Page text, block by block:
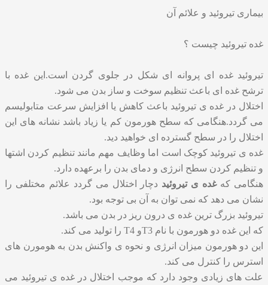
بیماری تیروئید و علائم آن
غده تیروئید چیست ؟
تیروئید غده ای پروانه ای شکل در جلوی گردن است.این غده با
ترشح غده ای باعث تنظیم سوخت و ساز بدن می شود.
اختلال در غده ی تیروئید باعث کاهش یا افزایش سرعت متابولیسم
می گردد.هنگامی که سطح هورمون کم یا زیاد باشد نشانه های این
اختلال را در سطح گسترده ای خواهید دید.
غده ی تیروئید کوچک است اما وظایف مهم مانند تنظیم کردن اشتها
و تنظیم کردن سطح انرژی و دمای بدن را برعهده دارد.
هنگامی کهغده ی تیروئید دچار اختلال می گردد علائم مختلفی را
نشان می دهد که نمی توان به آن بی توجه بود.
تیروئید بزرگ ترین غده ی درون ریز در بدن می باشد.
که این غده دو هورمون با نام T3و T4 را تولید می ‌کند.
این دو هورمون میزان انرژی و نحوه ی واکنش بدن به هومورن های
استرس را کنترل می کند.
علت های زیادی وجود دارد که موجب اختلال در غده ی تیروئید می